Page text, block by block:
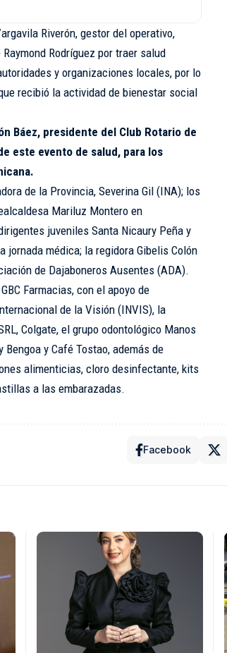
Riverón, gestor del operativo,
Rodríguez por traer salud
y organizaciones locales, por lo
recibió la actividad de bienestar social
Báez, presidente del Club Rotario de
este evento de salud, para los
de la Provincia, Severina Gil (INA); los
Mariluz Montero en
juveniles Santa Nicaury Peña y
jornada médica; la regidora Gibelis Colón
de Dajaboneros Ausentes (ADA).
Farmacias, con el apoyo de
de la Visión (INVIS), la
Colgate, el grupo odontológico Manos
Bengoa y Café Tostao, además de
alimenticias, cloro desinfectante, kits
a las embarazadas.
Facebook